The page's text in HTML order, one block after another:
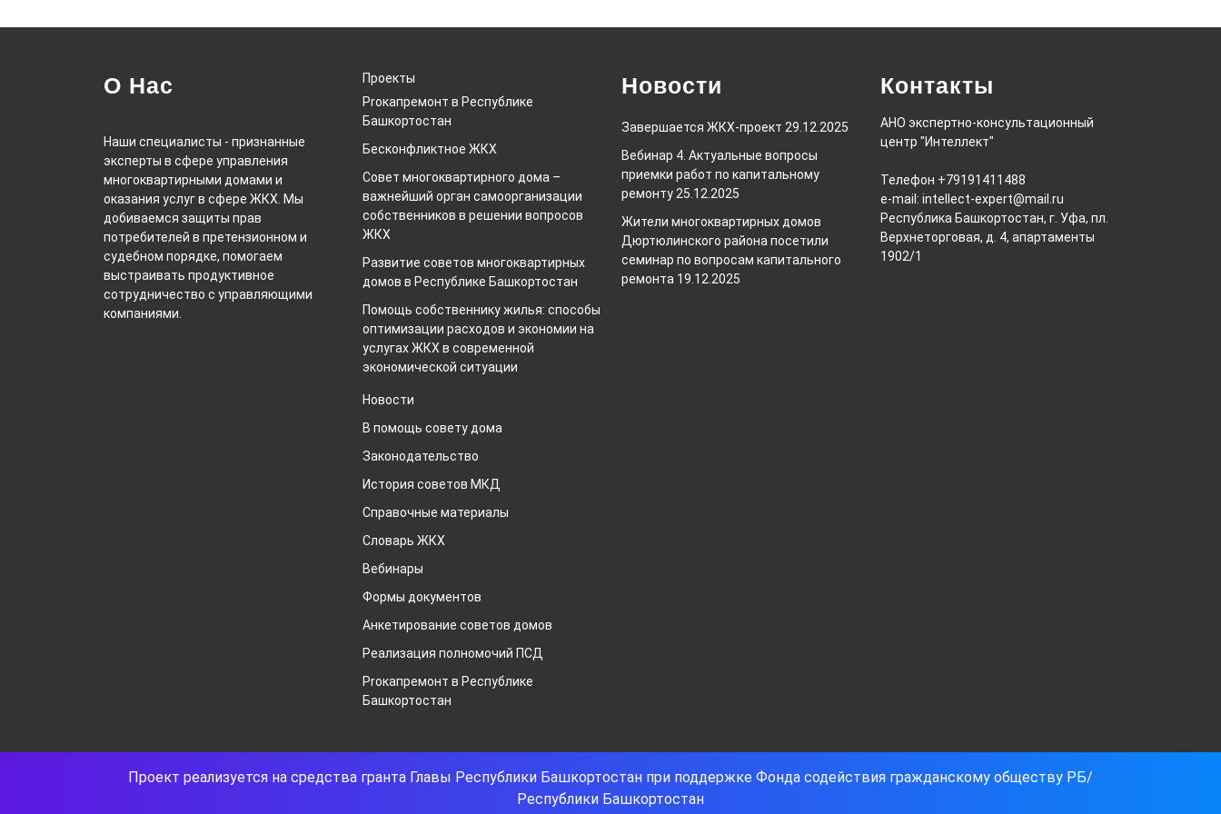
О Нас
Наши специалисты - признанные
эксперты в сфере управления
многоквартирными домами и
оказания услуг в сфере ЖКХ. Мы
добиваемся защиты прав
потребителей в претензионном и
судебном порядке, помогаем
выстраивать продуктивное
сотрудничество с управляющими
компаниями.
Проекты
Proкапремонт в Республике
Башкортостан
Бесконфликтное ЖКХ
Совет многоквартирного дома –
важнейший орган самоорганизации
собственников в решении вопросов
ЖКХ
Развитие советов многоквартирных
домов в Республике Башкортостан
Помощь собственнику жилья: способы
оптимизации расходов и экономии на
услугах ЖКХ в современной
экономической ситуации
Новости
В помощь совету дома
Законодательство
История советов МКД
Справочные материалы
Словарь ЖКХ
Вебинары
Формы документов
Анкетирование советов домов
Реализация полномочий ПСД
Proкапремонт в Республике
Башкортостан
Новости
Завершается ЖКХ-проект 29.12.2025
Вебинар 4. Актуальные вопросы
приемки работ по капитальному
ремонту 25.12.2025
Жители многоквартирных домов
Дюртюлинского района посетили
семинар по вопросам капитального
ремонта 19.12.2025
Контакты
АНО экспертно-консультационный
центр "Интеллект"
Телефон +79191411488
e-mail: intellect-expert@mail.ru
Республика Башкортостан, г. Уфа, пл.
Верхнеторговая, д. 4, апартаменты
1902/1
Проект реализуется на средства гранта Главы Республики Башкортостан при поддержке Фонда содействия гражданскому обществу РБ/
Республики Башкортостан